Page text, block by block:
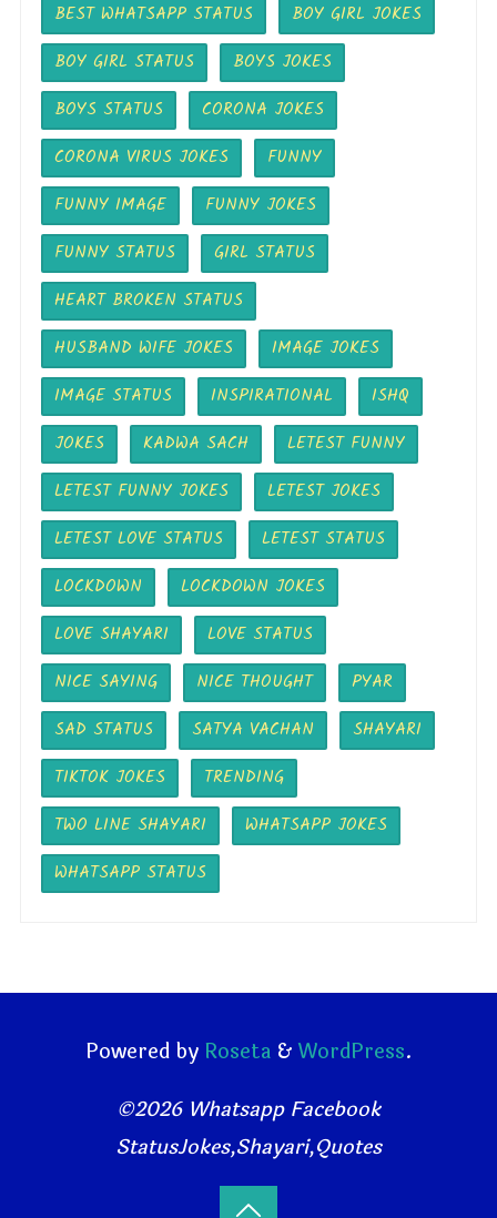
BEST WHATSAPP STATUS
BOY GIRL JOKES
BOY GIRL STATUS
BOYS JOKES
BOYS STATUS
CORONA JOKES
CORONA VIRUS JOKES
FUNNY
FUNNY IMAGE
FUNNY JOKES
FUNNY STATUS
GIRL STATUS
HEART BROKEN STATUS
HUSBAND WIFE JOKES
IMAGE JOKES
IMAGE STATUS
INSPIRATIONAL
ISHQ
JOKES
KADWA SACH
LETEST FUNNY
LETEST FUNNY JOKES
LETEST JOKES
LETEST LOVE STATUS
LETEST STATUS
LOCKDOWN
LOCKDOWN JOKES
LOVE SHAYARI
LOVE STATUS
NICE SAYING
NICE THOUGHT
PYAR
SAD STATUS
SATYA VACHAN
SHAYARI
TIKTOK JOKES
TRENDING
TWO LINE SHAYARI
WHATSAPP JOKES
WHATSAPP STATUS
Powered byRoseta & WordPress.
©2026 Whatsapp Facebook
StatusJokes,Shayari,Quotes